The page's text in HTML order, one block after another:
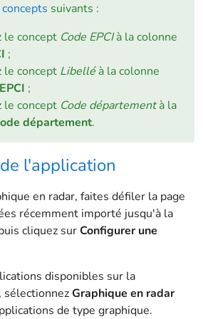
suivants :
le concept Code EPCIà la colonne
;
le concept Libelléà la colonne
;
le concept Code départementà la
département.
l'application
en radar, faites défiler la page
récemment importé jusqu'à la
cliquez surConfigurer une
disponibles sur la
sélectionnezGraphique en radar
de type graphique.